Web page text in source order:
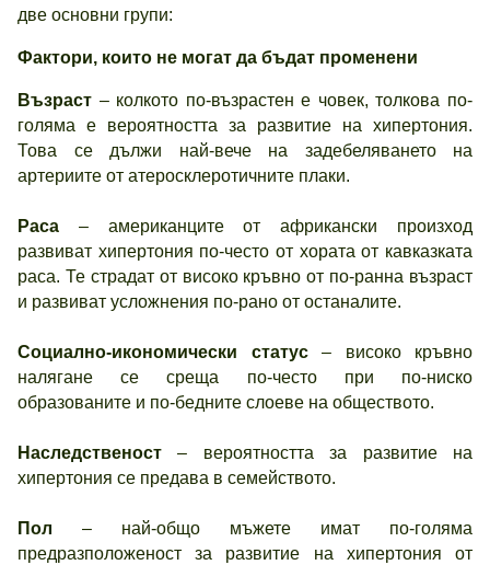
две основни групи:
Фактори, които не могат да бъдат променени
Възраст – колкото по-възрастен е човек, толкова по-
голяма е вероятността за развитие на хипертония.
Това се дължи най-вече на задебеляването на
артериите от атеросклеротичните плаки.
Раса – американците от африкански произход
развиват хипертония по-често от хората от кавказката
раса. Те страдат от високо кръвно от по-ранна възраст
и развиват усложнения по-рано от останалите.
Социално-икономически статус – високо кръвно
налягане се среща по-често при по-ниско
образованите и по-бедните слоеве на обществото.
Наследственост– вероятността за развитие на
хипертония се предава в семейството.
Пол – най-общо мъжете имат по-голяма
предразположеност за развитие на хипертония от